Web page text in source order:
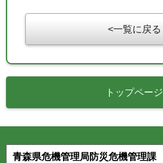
一覧に戻る
トップページ
青森県危機管理局防災危機管理課